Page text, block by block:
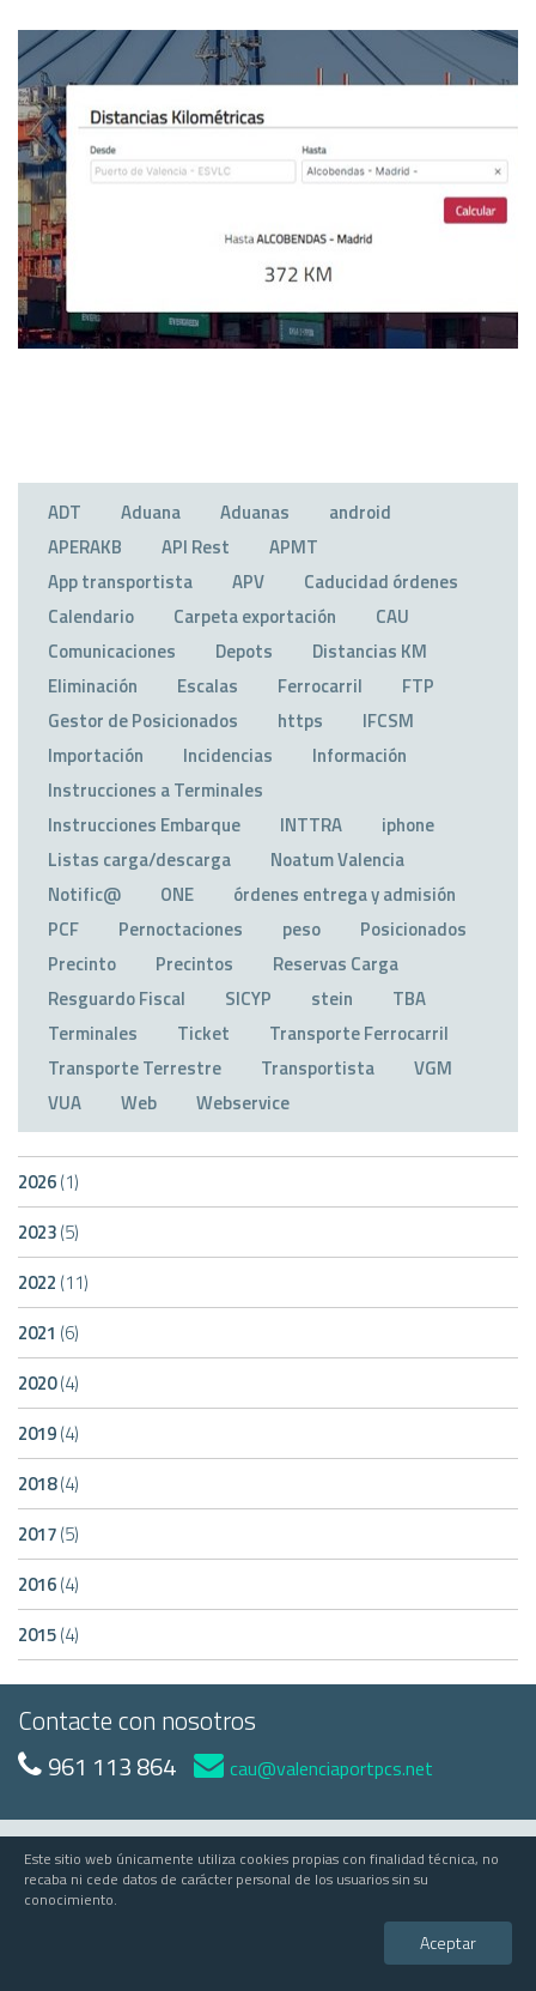
ADT Aduana Aduanas
android
APERAKB
API Rest
APMT
App transportista
APV
Caducidad órdenes
Calendario
Carpeta exportación
CAU
Comunicaciones
Depots
Distancias KM
Eliminación
Escalas Ferrocarril
FTP
Gestor de Posicionados
https
IFCSM
Importación
Incidencias
Información
Instrucciones a Terminales
Instrucciones Embarque
INTTRA
iphone
Listas carga/descarga
Noatum Valencia
Notific@
ONE
órdenes entrega y admisión
PCF
Pernoctaciones peso
Posicionados
Precinto
Precintos
Reservas Carga
Resguardo Fiscal
SICYP stein
TBA
Terminales
Ticket
Transporte Ferrocarril
Transporte Terrestre
Transportista
VGM
VUA
Web Webservice
2026(1)
2023(5)
2022 (11)
2021 (6)
2020(4)
2019(4)
2018(4)
2017(5)
2016(4)
2015(4)
Contacte con nosotros
961 113 864 cau@valenciaportpcs.net
© 2023 Valenciaport
Valenciaport PCS
Edificio APV - Avda Muelle del Turia, s/n - 46024 Valencia
Este sitio web únicamente utiliza cookies propias con finalidad técnica, no
recaba ni cede datos de carácter personal de los usuarios sin su
conocimiento.
Aceptar